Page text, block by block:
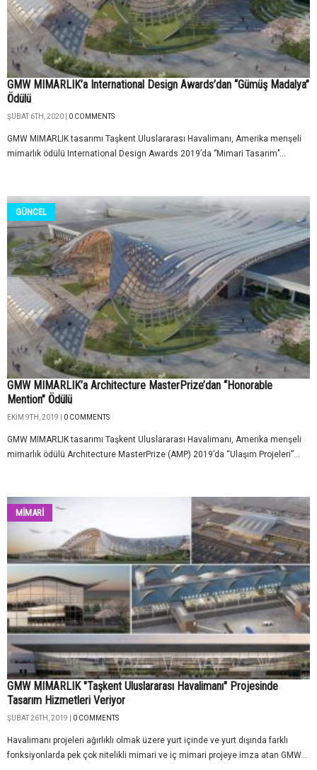
GMW MIMARLIK’a International Design Awards’dan “Gümüş Madalya”
Ödülü
ŞUBAT 6TH, 2020 | 0 COMMENTS
GMW MIMARLIK tasarımı Taşkent Uluslararası Havalimanı, Amerika menşeli
mimarlık ödülü International Design Awards 2019’da ‘’Mimari Tasarım’’...
GÜNCEL
GMW MIMARLIK’a Architecture MasterPrize’dan “Honorable
Mention” Ödülü
EKIM 9TH, 2019 | 0 COMMENTS
GMW MIMARLIK tasarımı Taşkent Uluslararası Havalimanı, Amerika menşeli
mimarlık ödülü Architecture MasterPrize (AMP) 2019’da “Ulaşım Projeleri”...
MİMARİ
GMW MIMARLIK "Taşkent Uluslararası Havalimanı" Projesinde
Tasarım Hizmetleri Veriyor
ŞUBAT 26TH, 2019 | 0 COMMENTS
Havalimanı projeleri ağırlıklı olmak üzere yurt içinde ve yurt dışında farklı
fonksiyonlarda pek çok nitelikli mimari ve iç mimari projeye imza atan GMW...